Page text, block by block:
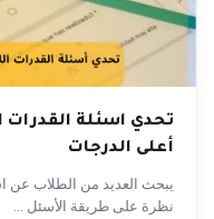
تحدي اسئلة
أعلى الدرجات
يبحث العديد من الطلاب عن
نظرة على طريقة الأسئل ...